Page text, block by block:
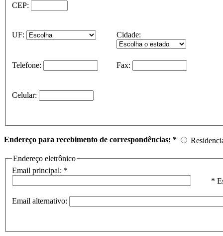
CEP:
UF: Cidade:
Telefone: Fax:
Celular:
Endereço para recebimento de correspondências: *
Endereço eletrônico
Email principal: *
*
Email alternativo: